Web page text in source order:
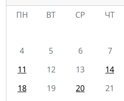
ПН
ВТ СР ЧТ
4
5 6 7
11
12 13 14
18
19 20 21